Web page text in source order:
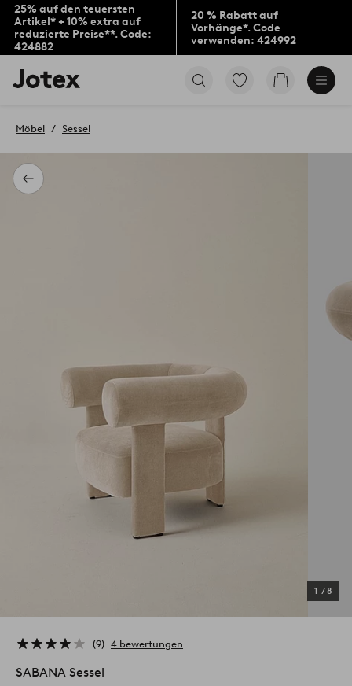
25% auf den teuersten
Artikel* + 10% extra auf
reduzierte Preise**. Code:
424882
20 % Rabatt auf
Vorhänge*. Code
verwenden: 424992
Jotex-
Logo
Startseite
Zu
Produkten
Zum
Zurück
Möbel Sessel
1 /8
9 4 bewertungen
SABANA Sessel